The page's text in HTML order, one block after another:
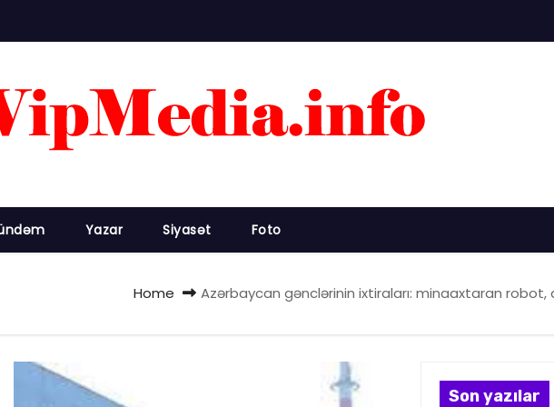
Yazar Siyasət Foto
Home Azərbaycan gənclərinin ixtiraları: minaaxtaran
Son yazılar